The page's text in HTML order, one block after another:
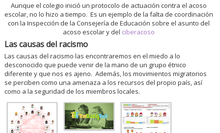
Aunque el colegio inició un protocolo de actuación contra el acoso
escolar, no lo hizo a tiempo. Es un ejemplo de la falta de coordinación
con la Inspección de la Consejería de Educación sobre el asunto del
acoso escolar y del ciberacoso
Las causas del racismo
Las causas del racismo las encontraremos en el miedo a lo
desconocido que puede venir de la mano de un grupo étnico
diferente y que nos es ajeno. Además, los movimientos migratorios
se perciben como una amenaza a los recursos del propio país, así
como a la seguridad de los miembros locales.